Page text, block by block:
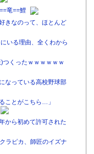
竜==鯉
きなのって、ほとんど
いる理由、全くわから
くったｗｗｗｗｗｗ
なっている高校野球部
ことがこちら…」
から初めて許可された
ラピカ、師匠のイズナ